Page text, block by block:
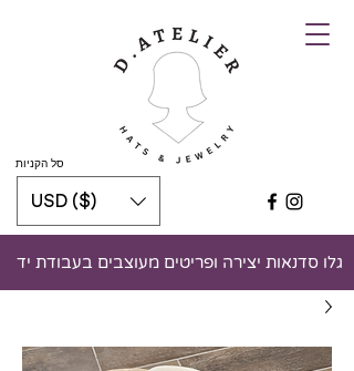
סל הקניות
גלו סדנאות יצירה ופריטים מעוצבים בעבודת יד
USD ($)